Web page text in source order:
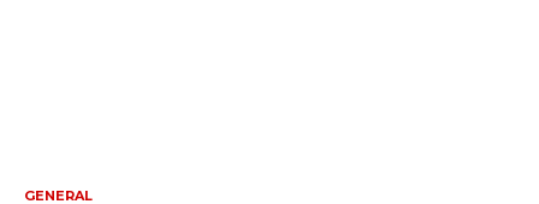
GENERAL